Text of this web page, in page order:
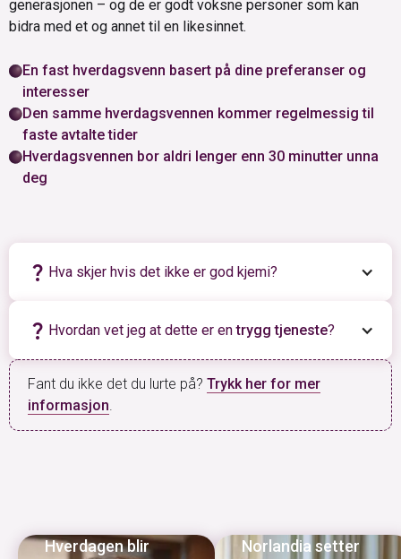
generasjonen – og de er godt voksne personer som kan
bidra med et og annet til en likesinnet.
En fast hverdagsvenn basert på dine preferanser og
interesser
Den samme hverdagsvennen kommer regelmessig til
faste avtalte tider
Hverdagsvennen bor aldri lenger enn 30 minutter unna
deg
question_mark Hva skjer hvis det ikke er god kjemi?
question_mark Hvordan vet jeg at dette er entrygg tjeneste?
Fant du ikke det du lurte på? Trykk her for mer
informasjon.
Hverdagen blir
Norlandia setter